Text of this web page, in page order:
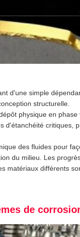
d'une simple
structurelle.
physique en
d'étanchéité critiques,
des fluides pour
du milieu. Les
matériaux différents
de